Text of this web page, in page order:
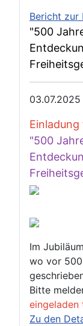
Bericht zur
"500
03.07.2025
"500
Im
wo vor
Bitte
eingeladen
Zu den